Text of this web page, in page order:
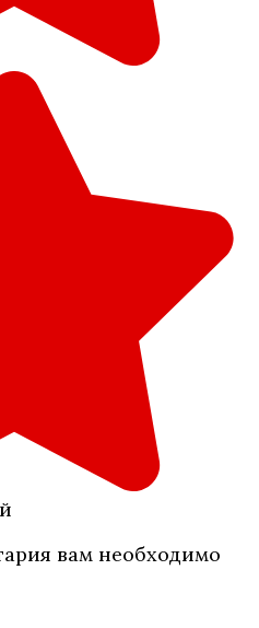
вам необходимо